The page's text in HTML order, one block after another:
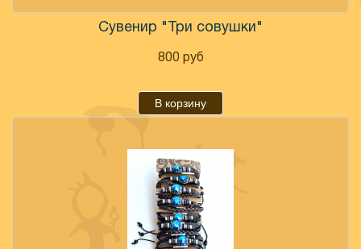
Сувенир "Три совушки"
800 руб
В корзину